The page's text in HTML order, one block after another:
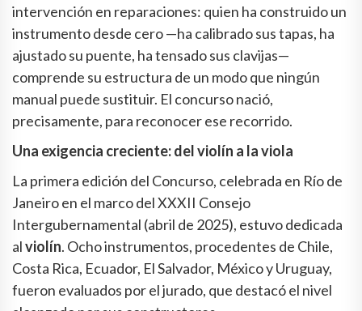
intervención en reparaciones: quien ha construido un
instrumento desde cero —ha calibrado sus tapas, ha
ajustado su puente, ha tensado sus clavijas—
comprende su estructura de un modo que ningún
manual puede sustituir. El concurso nació,
precisamente, para reconocer ese recorrido.
Una exigencia creciente: del violín a la viola
La primera edición del Concurso, celebrada en Río de
Janeiro en el marco del XXXII Consejo
Intergubernamental (abril de 2025), estuvo dedicada
alviolín. Ocho instrumentos, procedentes de Chile,
Costa Rica, Ecuador, El Salvador, México y Uruguay,
fueron evaluados por el jurado, que destacó el nivel